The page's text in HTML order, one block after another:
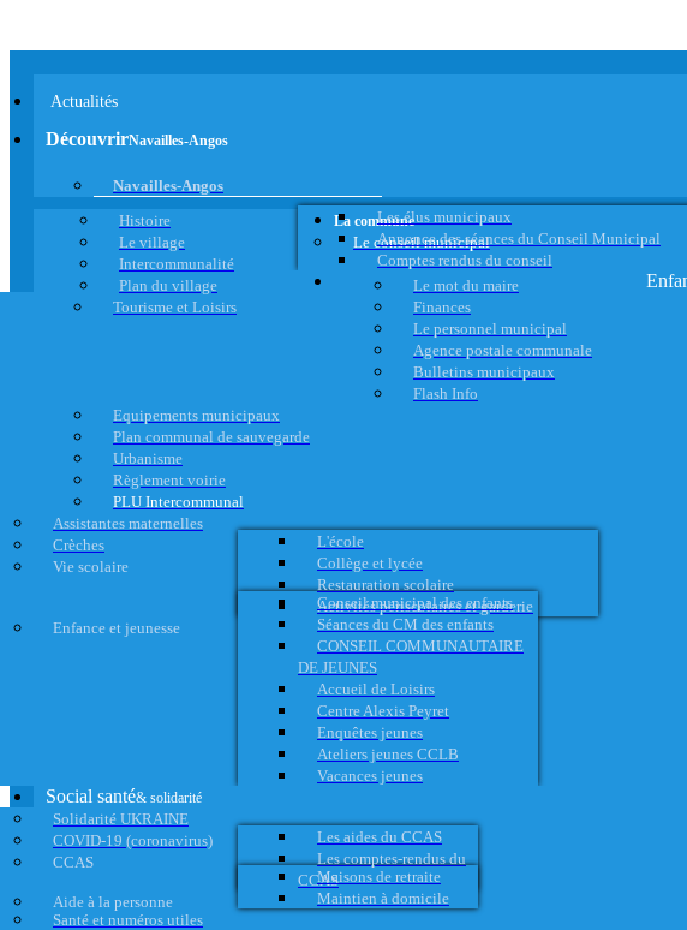
Actualités
DécouvrirNavailles-Angos
Navailles-Angos
Histoire
Le village
Intercommunalité
Plan du village
Tourisme et Loisirs
La commune
Le conseil municipal
Les élus municipaux
Annonce des séances du Conseil Municipal
Comptes rendus du conseil
Le mot du maire
Finances
Le personnel municipal
Agence postale communale
Bulletins municipaux
Flash Info
Equipements municipaux
Plan communal de sauvegarde
Urbanisme
Règlement voirie
PLU Intercommunal
Assistantes maternelles
Crèches
Vie scolaire
L'école
Collège et lycée
Restauration scolaire
Activités périscolaires et garderie
Enfance et jeunesse
Conseil municipal des enfants
Séances du CM des enfants
CONSEIL COMMUNAUTAIRE
DE JEUNES
Accueil de Loisirs
Centre Alexis Peyret
Enquêtes jeunes
Ateliers jeunes CCLB
Vacances jeunes
Social santé& solidarité
Solidarité UKRAINE
COVID-19 (coronavirus)
CCAS
Les aides du CCAS
Les comptes-rendus du
CCAS
Aide à la personne
Maisons de retraite
Maintien à domicile
Santé et numéros utiles